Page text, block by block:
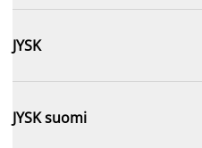
JYSK
JYSK suomi